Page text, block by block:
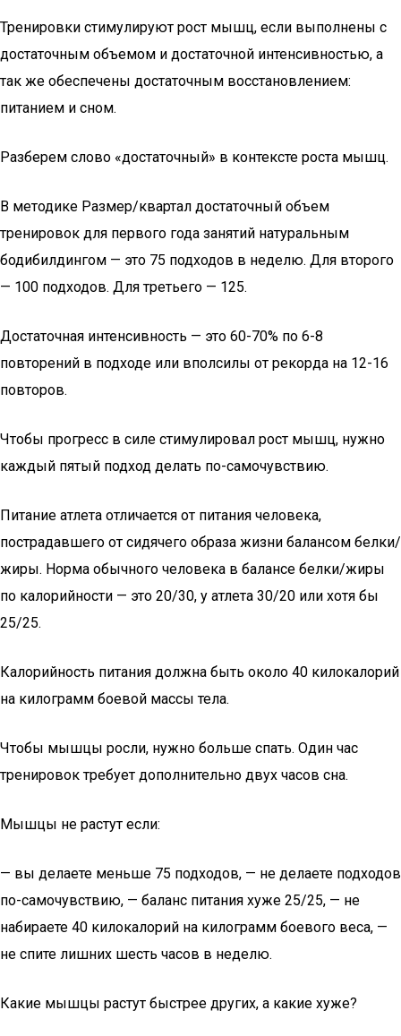
Тренировки стимулируют рост мышц, если выполнены с
достаточным объемом и достаточной интенсивностью, а
так же обеспечены достаточным восстановлением:
питанием и сном.
Разберем слово «достаточный» в контексте роста мышц.
В методике Размер/квартал достаточный объем
тренировок для первого года занятий натуральным
бодибилдингом — это 75 подходов в неделю. Для второго
— 100 подходов. Для третьего — 125.
Достаточная интенсивность — это 60-70% по 6-8
повторений в подходе или вполсилы от рекорда на 12-16
повторов.
Чтобы прогресс в силе стимулировал рост мышц, нужно
каждый пятый подход делать по-самочувствию.
Питание атлета отличается от питания человека,
пострадавшего от сидячего образа жизни балансом белки/
жиры. Норма обычного человека в балансе белки/жиры
по калорийности — это 20/30, у атлета 30/20 или хотя бы
25/25.
Калорийность питания должна быть около 40 килокалорий
на килограмм боевой массы тела.
Чтобы мышцы росли, нужно больше спать. Один час
тренировок требует дополнительно двух часов сна.
Мышцы не растут если:
— вы делаете меньше 75 подходов, — не делаете подходов
по-самочувствию, — баланс питания хуже 25/25, — не
набираете 40 килокалорий на килограмм боевого веса, —
не спите лишних шесть часов в неделю.
Какие мышцы растут быстрее других, а какие хуже?